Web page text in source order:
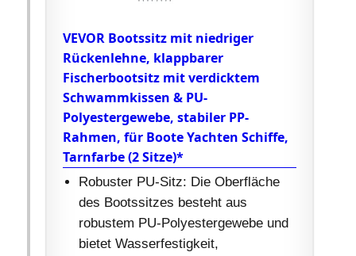
VEVOR Bootssitz mit niedriger
Rückenlehne, klappbarer
Fischerbootsitz mit verdicktem
Schwammkissen & PU-
Polyestergewebe, stabiler PP-
Rahmen, für Boote Yachten Schiffe,
Tarnfarbe (2 Sitze)*
Robuster PU-Sitz: Die Oberfläche
des Bootssitzes besteht aus
robustem PU-Polyestergewebe und
bietet Wasserfestigkeit,